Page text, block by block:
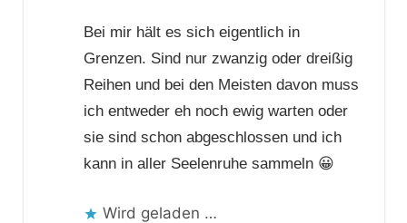
Bei mir hält es sich eigentlich in
Grenzen. Sind nur zwanzig oder dreißig
Reihen und bei den Meisten davon muss
ich entweder eh noch ewig warten oder
sie sind schon abgeschlossen und ich
kann in aller Seelenruhe sammeln 😀
Wird geladen …